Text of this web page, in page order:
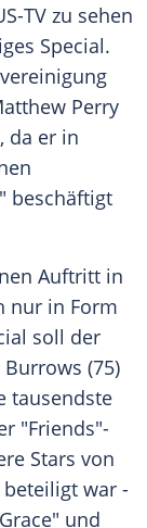
TV zu sehen
Special.
Perry
da er in
beschäftigt
Auftritt in
nur in Form
soll der
(75)
tausendste
"Friends"-
Stars von
war -
und